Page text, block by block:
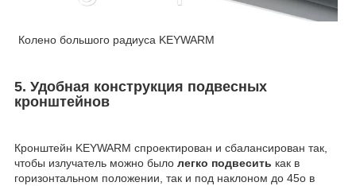
Колено большого радиуса KEYWARM
5. Удобная конструкция подвесных
кронштейнов
Кронштейн KEYWARM спроектирован и сбалансирован так,
чтобы излучатель можно было легко подвесить как в
горизонтальном положении, так и под наклоном до 45o в